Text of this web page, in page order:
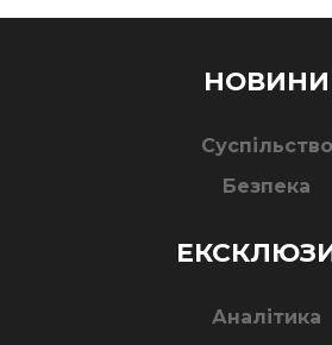
НОВИНИ
Суспільство
Безпека
Аналітика